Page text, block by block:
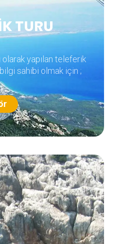
TURU
yapılan teleferik
sahibi olmak için ;